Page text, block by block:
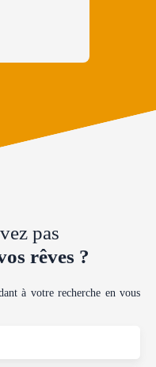
pas
rêves ?
à votre recherche en vous